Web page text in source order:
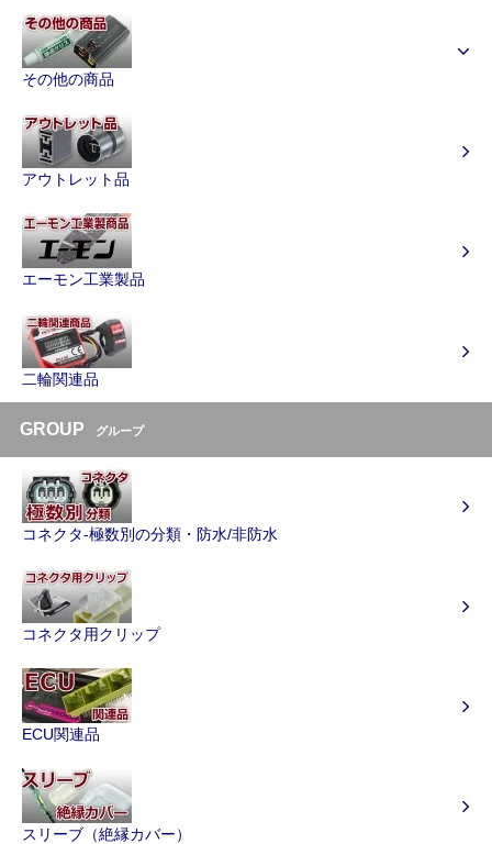
その他の商品
アウトレット品
エーモン工業製品
二輪関連品
GROUP グループ
コネクタ-極数別の分類・防水/非防水
コネクタ用クリップ
ECU関連品
スリーブ（絶縁カバー）